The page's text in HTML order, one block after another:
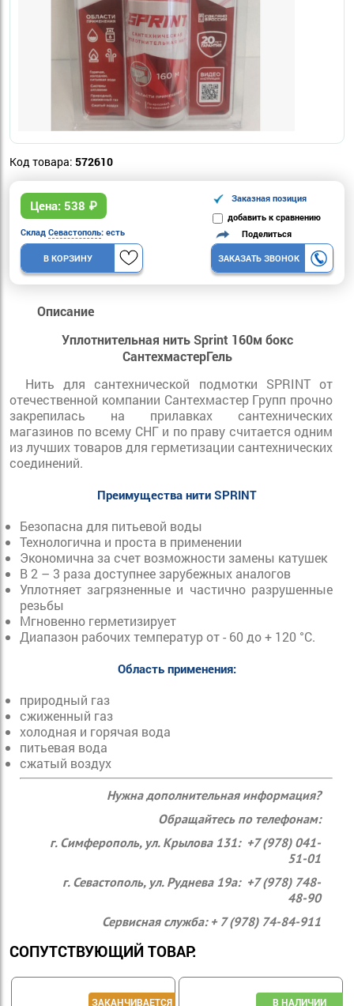
Код товара: 572610
Цена: 538 ₽
Заказная позиция
добавить к сравнению
Склад Севастополь: есть
В КОРЗИНУ
Поделиться
ЗАКАЗАТЬ ЗВОНОК
Описание
Уплотнительная нить Sprint 160м бокс
СантехмастерГель
Нить для сантехнической подмотки SPRINT от
отечественной компании Сантехмастер Групп прочно
закрепилась на прилавках сантехнических
магазинов по всему СНГ и по праву считается одним
из лучших товаров для герметизации сантехнических
соединений.
Преимущества нити SPRINT
Безопасна для питьевой воды
Технологична и проста в применении
Экономична за счет возможности замены катушек
В 2 – 3 раза доступнее зарубежных аналогов
Уплотняет загрязненные и частично разрушенные
резьбы
Мгновенно герметизирует
Диапазон рабочих температур от - 60 до + 120 °C.
Область применения:
природный газ
сжиженный газ
холодная и горячая вода
питьевая вода
сжатый воздух
Нужна дополнительная информация?
Обращайтесь по телефонам:
г. Симферополь, ул. Крылова 131: +7 (978) 041-
51-01
г. Севастополь, ул. Руднева 19а: +7 (978) 748-
48-90
Сервисная служба: + 7 (978) 74-84-911
СОПУТСТВУЮЩИЙ ТОВАР: